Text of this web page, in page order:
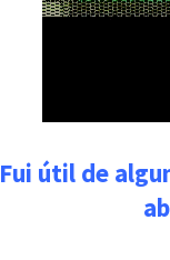
Fui útil de